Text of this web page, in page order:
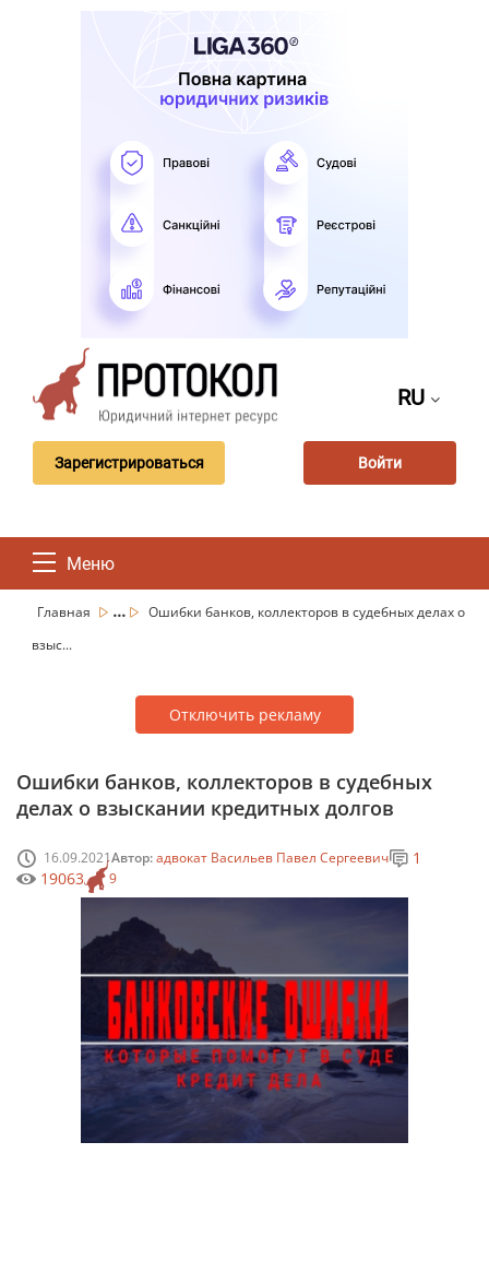
RU
Зарегистрироваться Войти
Меню
Главная ...
Ошибки банков, коллекторов в судебных делах о
взыс...
Отключить рекламу
Ошибки банков, коллекторов в судебных
делах о взыскании кредитных долгов
16.09.2021Автор:адвокат Васильев Павел Сергеевич
9
1
19063